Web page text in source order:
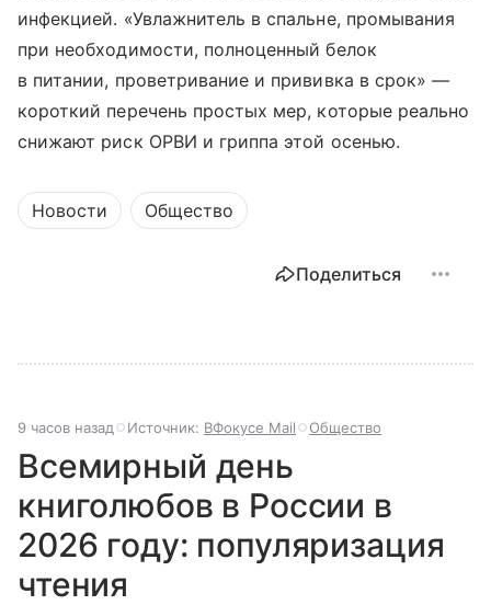
инфекцией. «Увлажнитель в спальне, промывания
при необходимости, полноценный белок
в питании, проветривание и прививка в срок» —
короткий перечень простых мер, которые реально
снижают риск ОРВИ и гриппа этой осенью.
Новости Общество
Поделиться
9 часов назад Источник: ВФокусе Mail Общество
Всемирный день
книголюбов в России в
2026 году: популяризация
чтения